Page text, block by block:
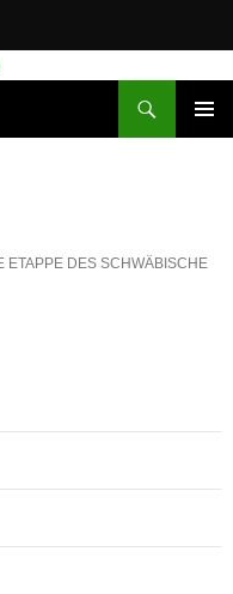
ETAPPE DES SCHWÄBISCHE